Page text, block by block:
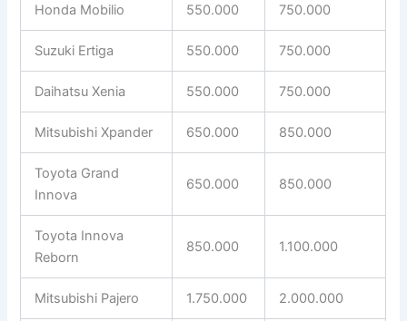
Honda Mobilio 550.000 750.000
Suzuki Ertiga 550.000 750.000
Daihatsu Xenia 550.000 750.000
Mitsubishi Xpander 650.000 850.000
Toyota Grand
Innova
650.000 850.000
Toyota Innova
Reborn
850.000 1.100.000
Mitsubishi Pajero 1.750.000 2.000.000